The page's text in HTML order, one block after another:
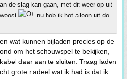
de slag kan gaan, met dit weer op uit
nu heb ik het alleen uit de
wat kunnen bijladen precies op de
om het schouwspel te bekijken,
daar aan te sluiten. Traag laden
grote nadeel wat ik had is dat ik